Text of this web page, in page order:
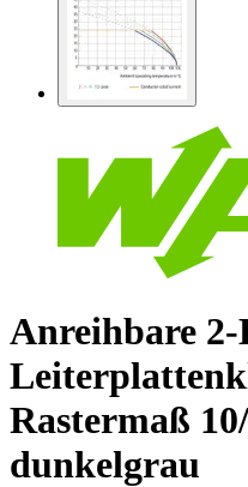
Anreihbare
Rastermaß
dunkelgrau